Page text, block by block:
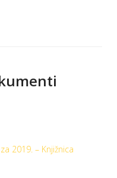
2019. – Knjižnica